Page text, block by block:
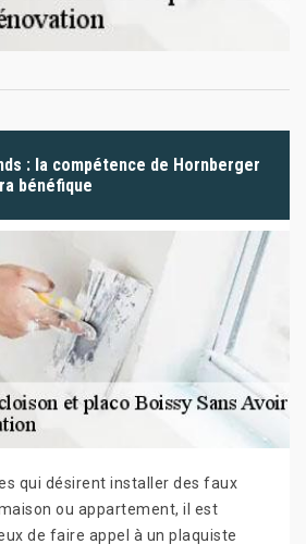
: la compétence de Hornberger
bénéfique
qui désirent installer des faux
ou appartement, il est
de faire appel à un plaquiste